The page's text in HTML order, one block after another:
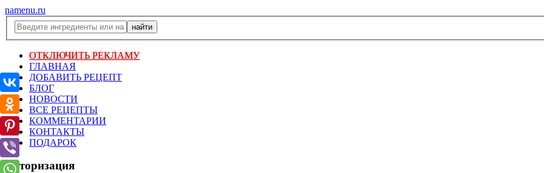
namenu.ru
ОТКЛЮЧИТЬ РЕКЛАМУ
ГЛАВНАЯ
ДОБАВИТЬ РЕЦЕПТ
БЛОГ
НОВОСТИ
ВСЕ РЕЦЕПТЫ
КОММЕНТАРИИ
КОНТАКТЫ
ПОДАРОК
Авторизация